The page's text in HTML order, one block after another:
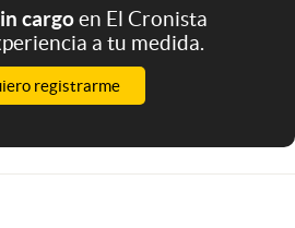
cargoen El Cronista
a tu medida.
registrarme